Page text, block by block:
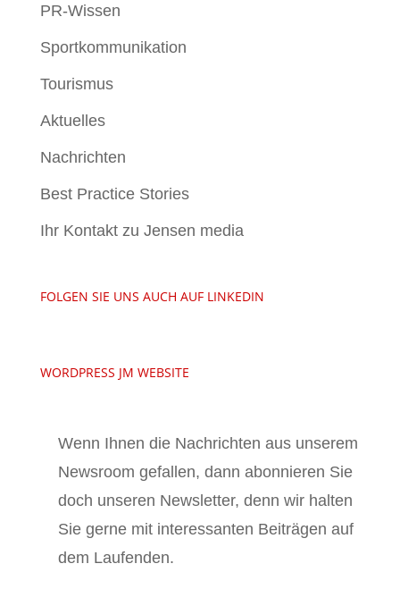
PR-Wissen
Sportkommunikation
Tourismus
Aktuelles
Nachrichten
Best Practice Stories
Ihr Kontakt zu Jensen media
FOLGEN SIE UNS AUCH AUF LINKEDIN
WORDPRESS JM WEBSITE
Wenn Ihnen die Nachrichten aus unserem
Newsroom gefallen, dann abonnieren Sie
doch unseren Newsletter, denn wir halten
Sie gerne mit interessanten Beiträgen auf
dem Laufenden.